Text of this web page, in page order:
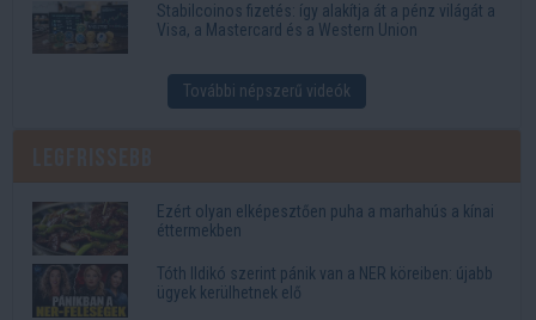
Stabilcoinos fizetés: így alakítja át a pénz világát a
Visa, a Mastercard és a Western Union
További népszerű videók
Ezért olyan elképesztően puha a marhahús a kínai
éttermekben
Tóth Ildikó szerint pánik van a NER köreiben: újabb
ügyek kerülhetnek elő